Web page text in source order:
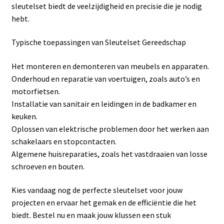
Klantenservice
Linkpartners
Over Ons
Overzicht
Privacybeleid
Videos
sleutelset biedt de veelzijdigheid en precisie die je nodig
hebt.
Typische toepassingen van Sleutelset Gereedschap
Het monteren en demonteren van meubels en apparaten.
Onderhoud en reparatie van voertuigen, zoals auto’s en
motorfietsen.
Installatie van sanitair en leidingen in de badkamer en
keuken.
Oplossen van elektrische problemen door het werken aan
schakelaars en stopcontacten.
Algemene huisreparaties, zoals het vastdraaien van losse
schroeven en bouten.
Kies vandaag nog de perfecte sleutelset voor jouw
projecten en ervaar het gemak en de efficiëntie die het
biedt. Bestel nu en maak jouw klussen een stuk